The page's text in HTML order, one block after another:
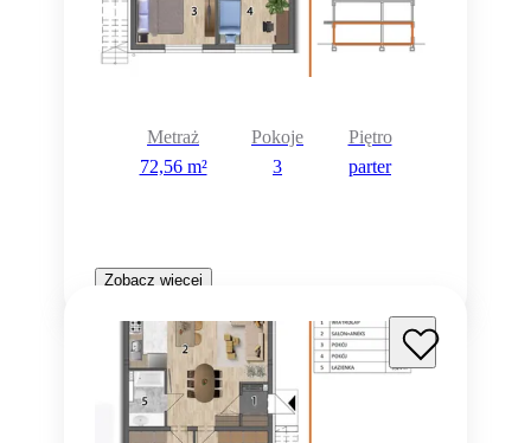
Metraż
72,56 m²
Pokoje
3
Piętro
parter
Zobacz więcej